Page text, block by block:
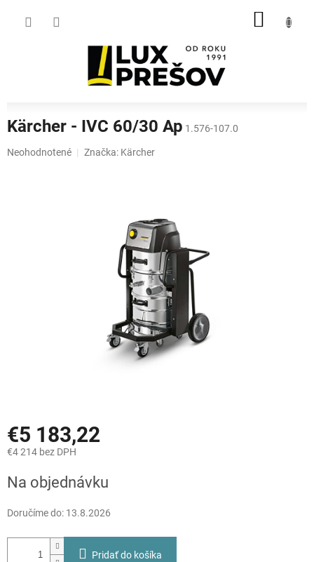
Kärcher - IVC 60/30 Ap 1.576-107.0
Priemerné
Neohodnotené Značka: Kärcher
€5 183,22
€4 214 bez DPH
cena:
Na objednávku
Doručíme do: 13.8.2026
Pridať do košíka